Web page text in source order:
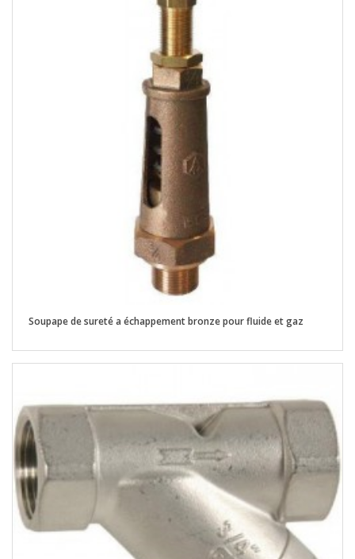
Soupape de sureté a échappement bronze pour fluide et gaz